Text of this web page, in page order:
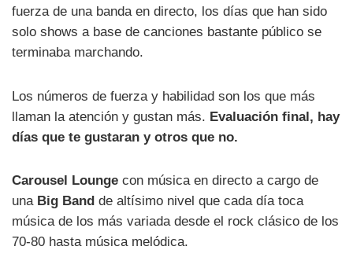
fuerza de una banda en directo, los días que han sido
solo shows a base de canciones bastante público se
terminaba marchando.
Los números de fuerza y habilidad son los que más
llaman la atención y gustan más. Evaluación final, hay
días que te gustaran y otros que no.
Carousel Lounge con música en directo a cargo de
una Big Band de altísimo nivel que cada día toca
música de los más variada desde el rock clásico de los
70-80 hasta música melódica.